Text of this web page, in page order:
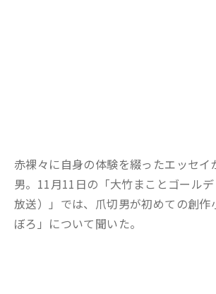
赤裸々に自身の体験を綴っ たエッセイ
男。 11月11 日の 「大竹まことゴール
放送）」 では、 爪切男が初めての創作
ぼろ」について聞いた。